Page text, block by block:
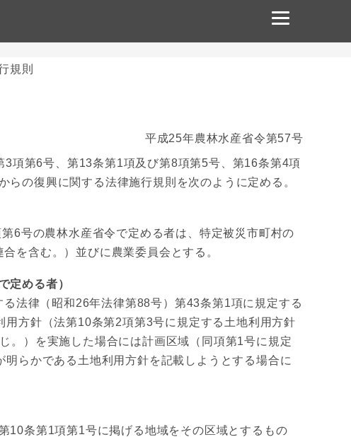
規則
平成25年農林水産省令第57号
項第6号、第13条第1項及び第8項第5号、第16条第4項
の復興に関する法律施行規則を次のように定める。
6号の農林水産省令で定める者は、特定被災市町村の
を含む。）並びに農業委員会とする。
定める者）
法律（昭和26年法律第88号）第43条第1項に規定する
方針（法第10条第2項第3号に規定する土地利用方針
。）を実施した場合には計画区域（同項第1号に規定
らかである土地利用方針を記載しようとする場合に
条第1項第1号に掲げる地域をその区域とするもの